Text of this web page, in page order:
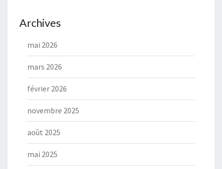
Archives
mai 2026
mars 2026
février 2026
novembre 2025
août 2025
mai 2025